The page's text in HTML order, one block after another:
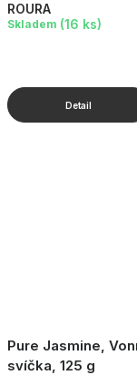
ROURA
Skladem (16 ks)
Pure Jasmine,
svíčka, 125 g